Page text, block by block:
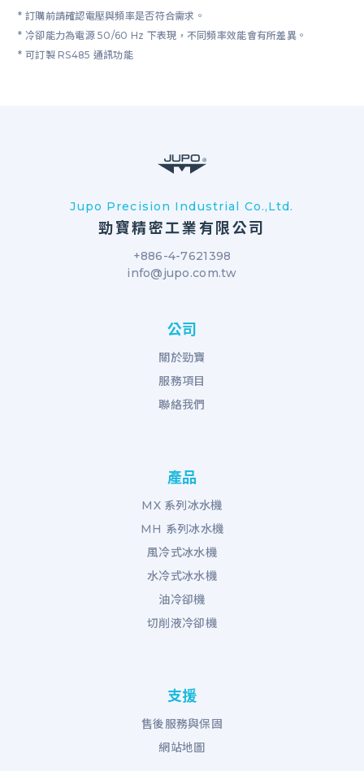
* 訂購前請確認電壓與頻率是否符合需求。
* 冷卻能力為電源 50/60 Hz 下表現，不同頻率效能會有所差異。
* 可訂製 RS485 通訊功能
Jupo Precision Industrial Co.,Ltd.
勁寶精密工業有限公司
+886-4-7621398
info@jupo.com.tw
公司
關於勁寶
服務項目
聯絡我們
產品
MX 系列冰水機
MH 系列冰水機
風冷式冰水機
水冷式冰水機
油冷卻機
切削液冷卻機
支援
售後服務與保固
網站地圖